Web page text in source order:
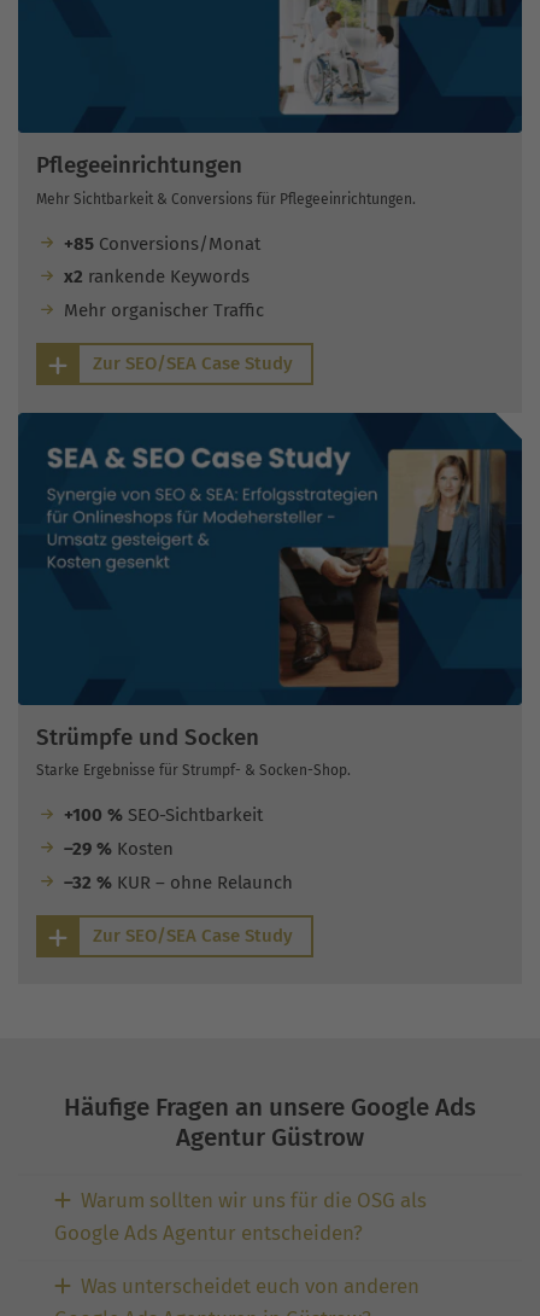
Pflegeeinrichtungen
Mehr Sichtbarkeit & Conversions für Pflegeeinrichtungen.
+85Conversions/Monat
x2 rankende Keywords
Mehr organischer Traffic
Zur SEO/SEA Case Study
Strümpfe und Socken
Starke Ergebnisse für Strumpf- & Socken-Shop.
+100 %SEO-Sichtbarkeit
–29 %Kosten
–32 %KUR – ohne Relaunch
Zur SEO/SEA Case Study
Häufige Fragen an unsere Google Ads
Agentur Güstrow
Warum sollten wir uns für die OSG als
Google Ads Agentur entscheiden?
Was unterscheidet euch von anderen